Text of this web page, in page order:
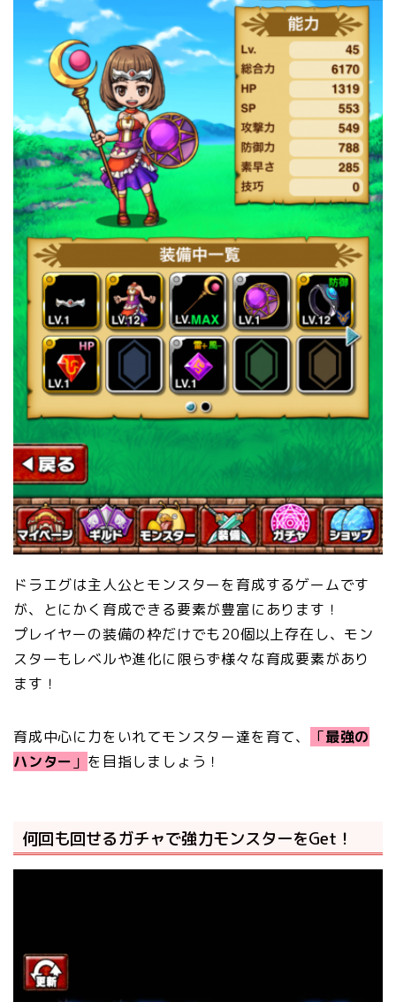
ドラエグは主人公とモンスターを育成するゲームです
が、とにかく育成できる要素が豊富にあります！
プレイヤーの装備の枠だけでも20個以上存在し、モン
スターもレベルや進化に限らず様々な育成要素があり
ます！
育成中心に力をいれてモンスター達を育て、 「最強の
ハンター 」 を目指しましょう！
何回も回せるガチャで強力モンスターをGet！